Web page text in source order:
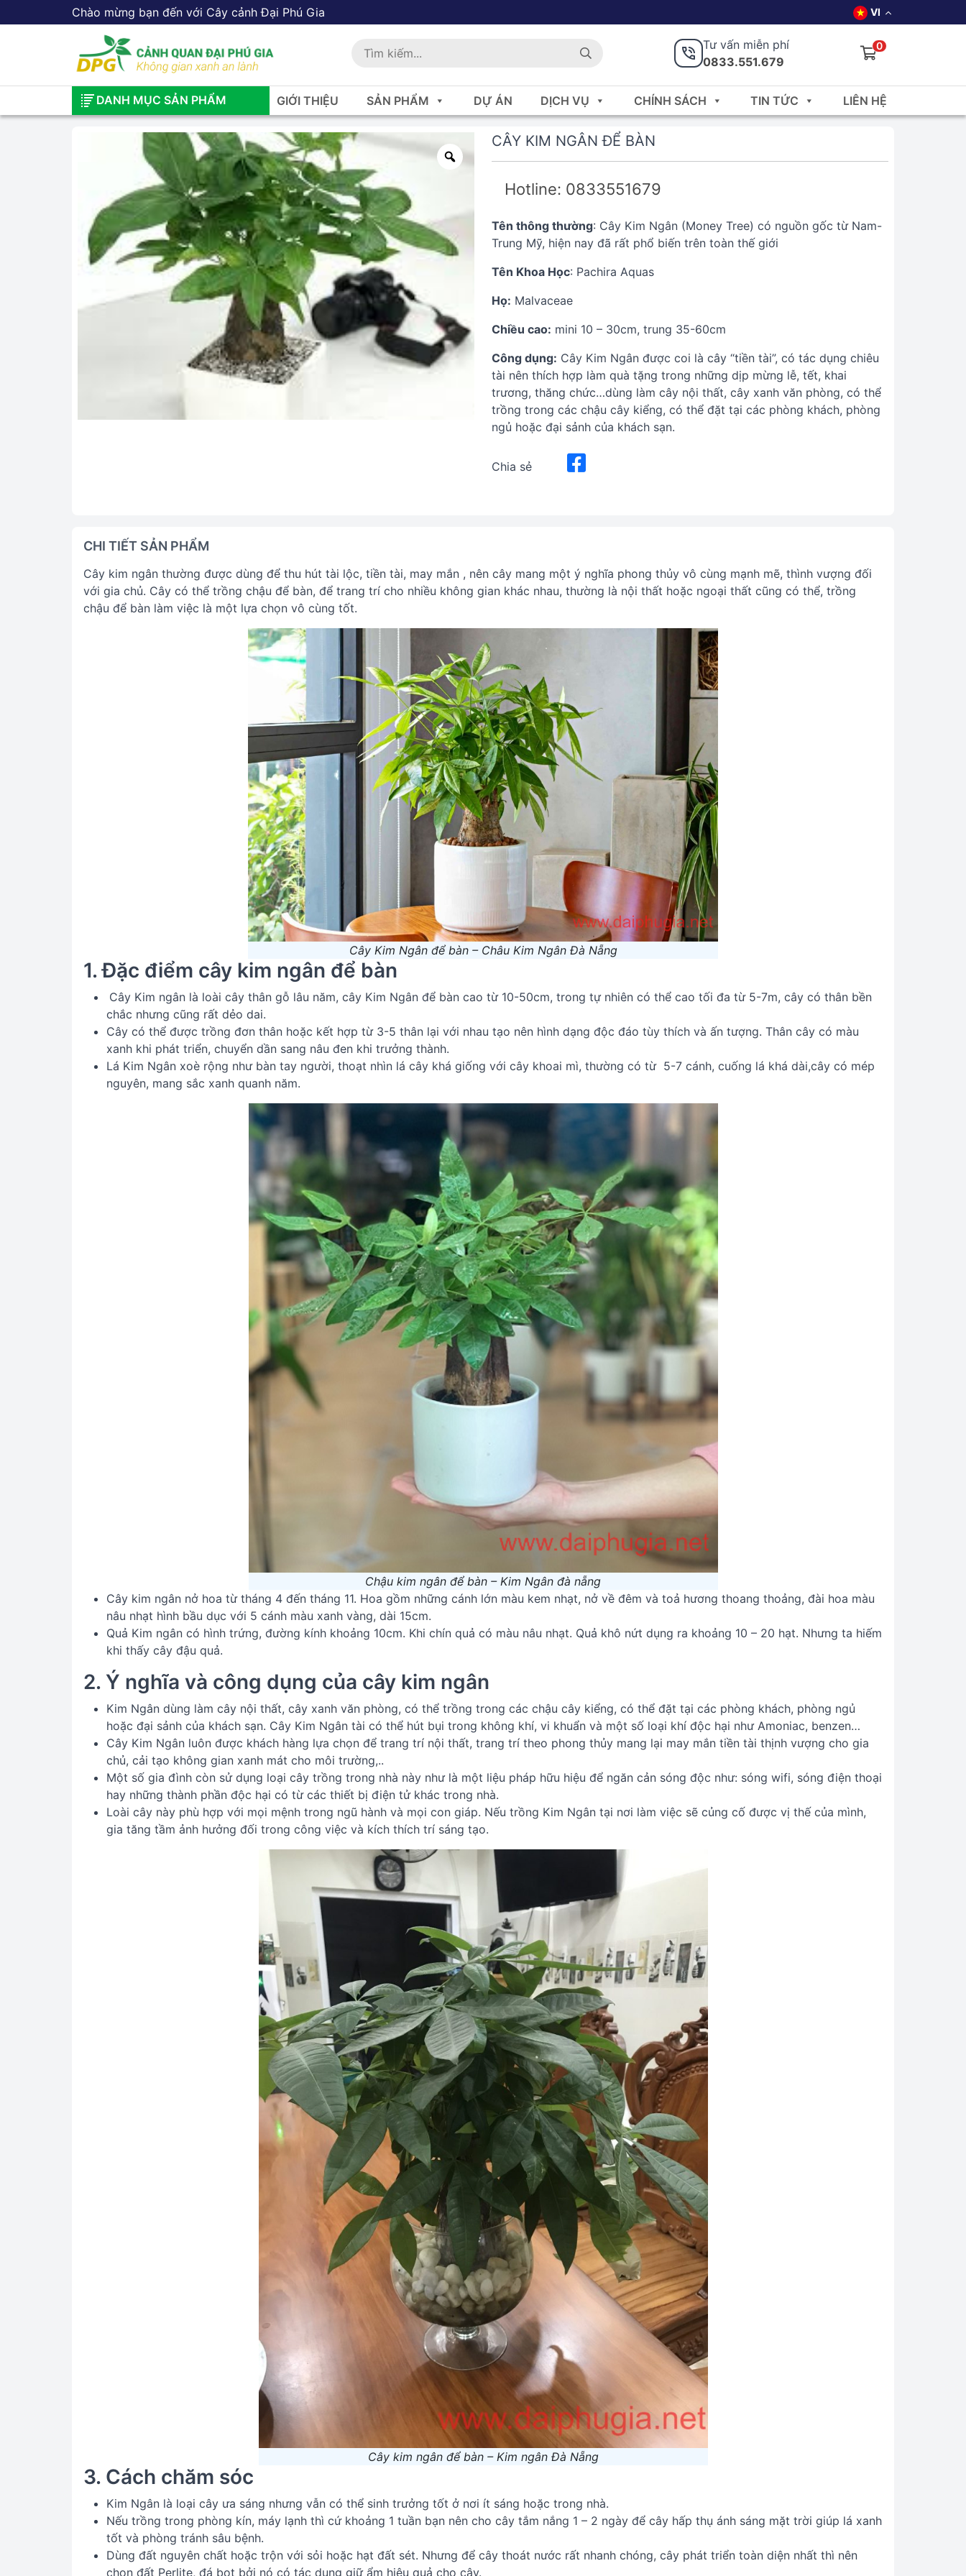
Chào mừng bạn đến với Cây cảnh Đại Phú Gia VI
Tư vấn miễn phí
0833.551.679
0
DANH MỤC SẢN PHẨM GIỚI THIỆU SẢN PHẨM DỰ ÁN DỊCH VỤ CHÍNH SÁCH TIN TỨC LIÊN HỆ
CÂY KIM NGÂN ĐỂ BÀN
Hotline: 0833551679
Tên thông thường: Cây Kim Ngân (Money Tree) có nguồn gốc từ Nam-
Trung Mỹ, hiện nay đã rất phổ biến trên toàn thế giới
Tên Khoa Học: Pachira Aquas
Họ: Malvaceae
Chiều cao: mini 10 – 30cm, trung 35-60cm
Công dụng: Cây Kim Ngân được coi là cây “tiền tài”, có tác dụng chiêu
tài nên thích hợp làm quà tặng trong những dịp mừng lễ, tết, khai
trương, thăng chức…dùng làm cây nội thất, cây xanh văn phòng, có thể
trồng trong các chậu cây kiểng, có thể đặt tại các phòng khách, phòng
ngủ hoặc đại sảnh của khách sạn.
Chia sẻ
CHI TIẾT SẢN PHẨM
Cây kim ngân thường được dùng để thu hút tài lộc, tiền tài, may mắn , nên cây mang một ý nghĩa phong thủy vô cùng mạnh mẽ, thình vượng đối
với gia chủ. Cây có thể trồng chậu để bàn, để trang trí cho nhiều không gian khác nhau, thường là nội thất hoặc ngoại thất cũng có thể, trồng
chậu để bàn làm việc là một lựa chọn vô cùng tốt.
Cây Kim Ngân để bàn – Châu Kim Ngân Đà Nẵng
1. Đặc điểm cây kim ngân để bàn
Cây Kim ngân là loài cây thân gỗ lâu năm, cây Kim Ngân để bàn cao từ 10-50cm, trong tự nhiên có thể cao tối đa từ 5-7m, cây có thân bền
chắc nhưng cũng rất dẻo dai.
Cây có thể được trồng đơn thân hoặc kết hợp từ 3-5 thân lại với nhau tạo nên hình dạng độc đáo tùy thích và ấn tượng. Thân cây có màu
xanh khi phát triển, chuyển dần sang nâu đen khi trưởng thành.
Lá Kim Ngân xoè rộng như bàn tay người, thoạt nhìn lá cây khá giống với cây khoai mì, thường có từ 5-7 cánh, cuống lá khá dài,cây có mép
nguyên, mang sắc xanh quanh năm.
Chậu kim ngân để bàn – Kim Ngân đà nẵng
Cây kim ngân nở hoa từ tháng 4 đến tháng 11. Hoa gồm những cánh lớn màu kem nhạt, nở về đêm và toả hương thoang thoảng, đài hoa màu
nâu nhạt hình bầu dục với 5 cánh màu xanh vàng, dài 15cm.
Quả Kim ngân có hình trứng, đường kính khoảng 10cm. Khi chín quả có màu nâu nhạt. Quả khô nứt dụng ra khoảng 10 – 20 hạt. Nhưng ta hiếm
khi thấy cây đậu quả.
2. Ý nghĩa và công dụng của cây kim ngân
Kim Ngân dùng làm cây nội thất, cây xanh văn phòng, có thể trồng trong các chậu cây kiểng, có thể đặt tại các phòng khách, phòng ngủ
hoặc đại sảnh của khách sạn. Cây Kim Ngân tài có thể hút bụi trong không khí, vi khuẩn và một số loại khí độc hại như Amoniac, benzen…
Cây Kim Ngân luôn được khách hàng lựa chọn để trang trí nội thất, trang trí theo phong thủy mang lại may mắn tiền tài thịnh vượng cho gia
chủ, cải tạo không gian xanh mát cho môi trường,..
Một số gia đình còn sử dụng loại cây trồng trong nhà này như là một liệu pháp hữu hiệu để ngăn cản sóng độc như: sóng wifi, sóng điện thoại
hay những thành phần độc hại có từ các thiết bị điện tử khác trong nhà.
Loài cây này phù hợp với mọi mệnh trong ngũ hành và mọi con giáp. Nếu trồng Kim Ngân tại nơi làm việc sẽ củng cố được vị thế của mình,
gia tăng tầm ảnh hưởng đối trong công việc và kích thích trí sáng tạo.
Cây kim ngân để bàn – Kim ngân Đà Nẵng
3. Cách chăm sóc
Kim Ngân là loại cây ưa sáng nhưng vẫn có thể sinh trưởng tốt ở nơi ít sáng hoặc trong nhà.
Nếu trồng trong phòng kín, máy lạnh thì cứ khoảng 1 tuần bạn nên cho cây tắm nắng 1 – 2 ngày để cây hấp thụ ánh sáng mặt trời giúp lá xanh
tốt và phòng tránh sâu bệnh.
Dùng đất nguyên chất hoặc trộn với sỏi hoặc hạt đất sét. Nhưng để cây thoát nước rất nhanh chóng, cây phát triển toàn diện nhất thì nên
chọn đất Perlite, đá bọt bởi nó có tác dụng giữ ẩm hiệu quả cho cây.